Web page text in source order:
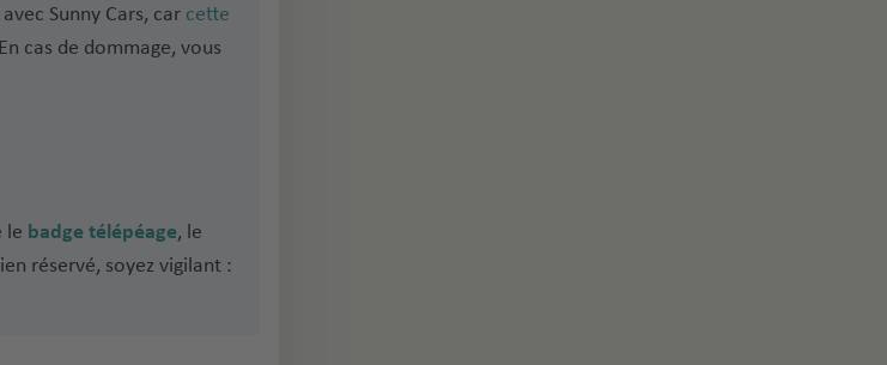
Sunny Cars, car cette
cas de dommage, vous
le badge télépéage, le
réservé, soyez vigilant :